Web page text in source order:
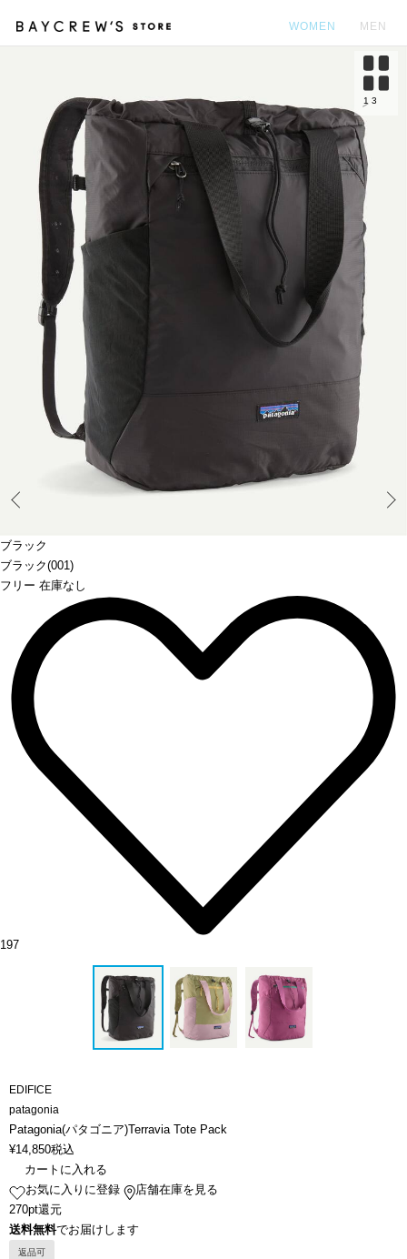
WOMEN MEN
ブラック
ブラック(001)
フリー 在庫なし
1 3
197
EDIFICE
patagonia
Patagonia(パタゴニア)Terravia Tote Pack
¥14,850税込
カートに入れる
お気に入りに登録
店舗在庫を見る
270pt還元
送料無料でお届けします
返品可